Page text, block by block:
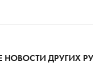
НОВОСТИ ДРУГИХ